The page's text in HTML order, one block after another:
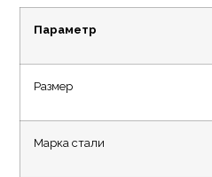
прочности двутавр 30Б1
востребованных размеров в
Параметр
Размер
Марка стали